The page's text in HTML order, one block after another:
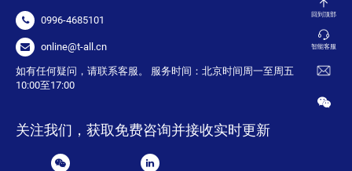
0996-4685101
online@t-all.cn
如有任何疑问，请联系客服。 服务时间：北京时间周一至周五
10:00至17:00
关注我们，获取免费咨询并接收实时更新
回到顶部
智能客服